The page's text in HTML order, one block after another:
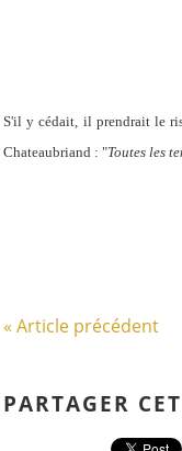
S'il y cédait, il prendrait le
Chateaubriand : "Toutes les
« Article précédent
PARTAGER